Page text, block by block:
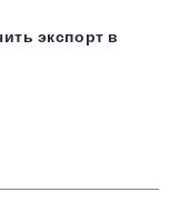
экспорт в